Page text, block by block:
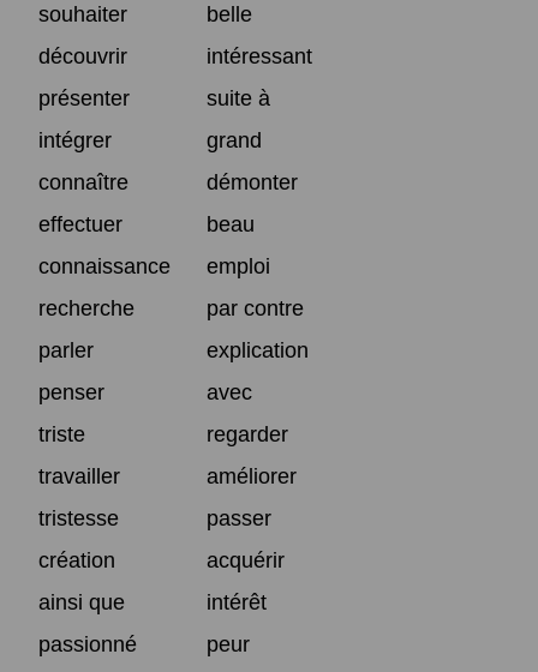
souhaiter
belle
découvrir
intéressant
présenter
suite à
intégrer
grand
connaître
démonter
effectuer
beau
connaissance
emploi
recherche
par contre
parler
explication
penser
avec
triste
regarder
travailler
améliorer
tristesse
passer
création
acquérir
ainsi que
intérêt
passionné
peur